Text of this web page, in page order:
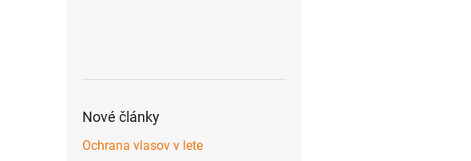
Nové články
Ochrana vlasov v lete